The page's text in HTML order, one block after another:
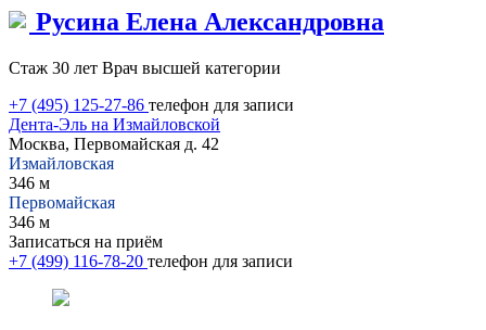
Русина Елена Александровна
Стаж 30 лет Врач высшей категории
+7 (495) 125-27-86 телефон для записи
Дента-Эль на Измайловской
Москва, Первомайская д. 42
Измайловская
346 м
Первомайская
346 м
Записаться на приём
+7 (499) 116-78-20 телефон для записи